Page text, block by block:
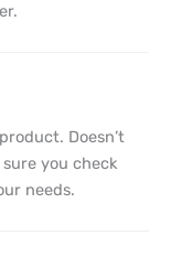
Doesn’t
you check
needs.